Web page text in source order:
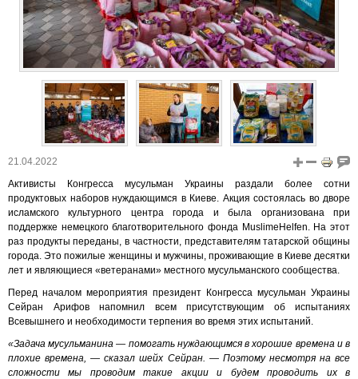
21.04.2022
Активисты Конгресса мусульман Украины раздали более сотни
продуктовых наборов нуждающимся в Киеве. Акция состоялась во дворе
исламского культурного центра города и была организована при
поддержке немецкого благотворительного фонда MuslimeHelfen. На этот
раз продукты переданы, в частности, представителям татарской общины
города. Это пожилые женщины и мужчины, проживающие в Киеве десятки
лет и являющиеся «ветеранами» местного мусульманского сообщества.
Перед началом мероприятия президент Конгресса мусульман Украины
Сейран Арифов напомнил всем присутствующим об испытаниях
Всевышнего и необходимости терпения во время этих испытаний.
«Задача мусульманина — помогать нуждающимся в хорошие времена и в
плохие времена, — сказал шейх Сейран. — Поэтому несмотря на все
сложности мы проводим такие акции и будем проводить их в